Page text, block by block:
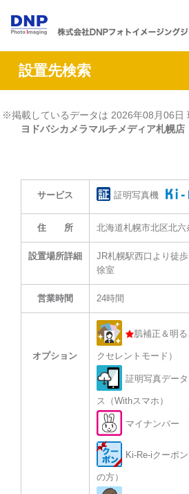
設置先検索
※掲載しているデータは 2026年08月06日
ヨドバシカメラマルチメディア札幌店
サービス 証明写真機
住 所 北海道札幌市北区北六
設置場所詳細
JR札幌駅西口より徒
徐室
営業時間 24時間
オプション
肌補正＆明
クセレントモード）
証明写真デー
ス（Withスマホ）
マイナンバー
Ki-Re-iクーポ
の方）